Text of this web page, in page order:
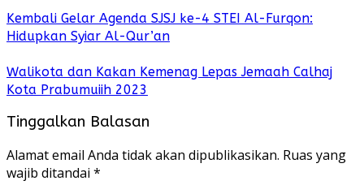
Kembali Gelar Agenda SJSJ ke-4 STEI Al-Furqon:
Hidupkan Syiar Al-Qur’an
Walikota dan Kakan Kemenag Lepas Jemaah Calhaj
Kota Prabumuiih 2023
Tinggalkan Balasan
Alamat email Anda tidak akan dipublikasikan. Ruas yang
wajib ditandai *